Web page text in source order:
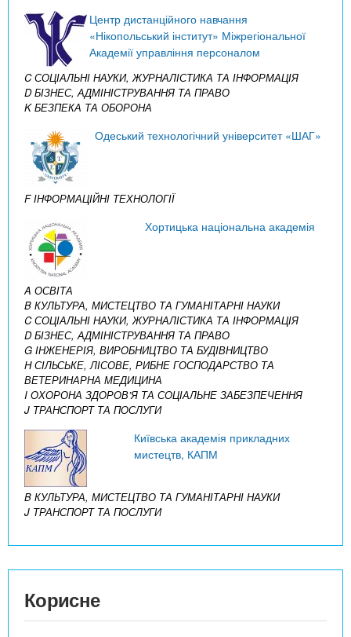
Центр дистанційного навчання
«Нікопольський інститут» Міжрегіональної
Академії управління персоналом
C СОЦІАЛЬНІ НАУКИ, ЖУРНАЛІСТИКА ТА ІНФОРМАЦІЯ
D БІЗНЕС, АДМІНІСТРУВАННЯ ТА ПРАВО
K БЕЗПЕКА ТА ОБОРОНА
Одеський технологічний університет «ШАГ»
F ІНФОРМАЦІЙНІ ТЕХНОЛОГІЇ
Хортицька національна академія
A ОСВІТА
B КУЛЬТУРА, МИСТЕЦТВО ТА ГУМАНІТАРНІ НАУКИ
C СОЦІАЛЬНІ НАУКИ, ЖУРНАЛІСТИКА ТА ІНФОРМАЦІЯ
D БІЗНЕС, АДМІНІСТРУВАННЯ ТА ПРАВО
G ІНЖЕНЕРІЯ, ВИРОБНИЦТВО ТА БУДІВНИЦТВО
H СІЛЬСЬКЕ, ЛІСОВЕ, РИБНЕ ГОСПОДАРСТВО ТА
ВЕТЕРИНАРНА МЕДИЦИНА
I ОХОРОНА ЗДОРОВ’Я ТА СОЦІАЛЬНЕ ЗАБЕЗПЕЧЕННЯ
J ТРАНСПОРТ ТА ПОСЛУГИ
Київська академія прикладних
мистецтв, КАПМ
B КУЛЬТУРА, МИСТЕЦТВО ТА ГУМАНІТАРНІ НАУКИ
J ТРАНСПОРТ ТА ПОСЛУГИ
Корисне